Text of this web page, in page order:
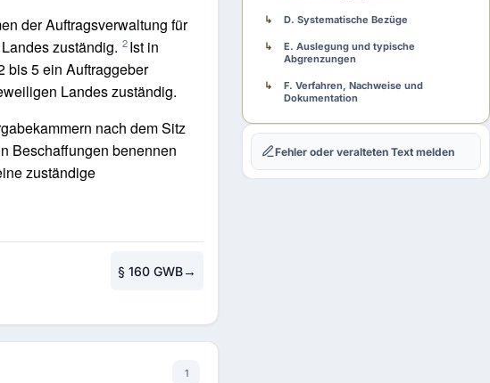
der Auftragsverwaltung für
zuständig. 2 Ist in
bis 5 ein Auftraggeber
Landes zuständig.
nach dem Sitz
Beschaffungen benennen
zuständige
§ 160 GWB→
1
D. Systematische Bezüge
E. Auslegung und typische
Abgrenzungen
F. Verfahren, Nachweise und
Dokumentation
G. Fehlerfolgen und Rechtsschutz
H. Praxisschema
Fehler oder veralteten Text melden